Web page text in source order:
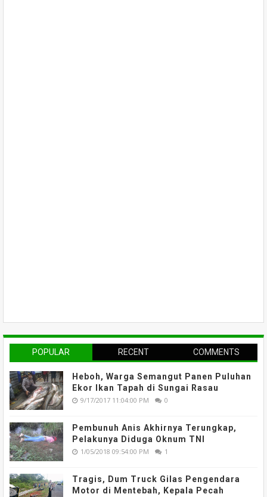
POPULAR RECENT COMMENTS
Heboh, Warga Semangut Panen Puluhan
Ekor Ikan Tapah di Sungai Rasau
9/17/2017 11:04:00 PM 0
Pembunuh Anis Akhirnya Terungkap,
Pelakunya Diduga Oknum TNI
1/05/2018 09:54:00 PM 1
Tragis, Dum Truck Gilas Pengendara
Motor di Mentebah, Kepala Pecah